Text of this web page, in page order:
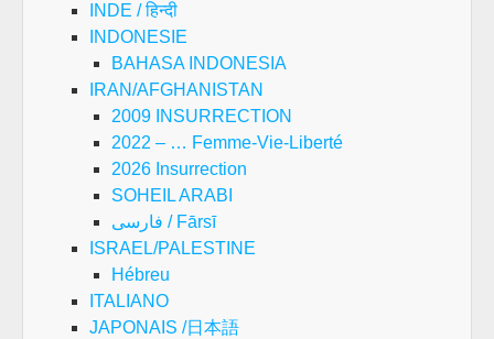
INDE / हिन्दी
INDONESIE
BAHASA INDONESIA
IRAN/AFGHANISTAN
2009 INSURRECTION
2022 – … Femme-Vie-Liberté
2026 Insurrection
SOHEIL ARABI
فارسی / Fārsī
ISRAEL/PALESTINE
Hébreu
ITALIANO
JAPONAIS /日本語